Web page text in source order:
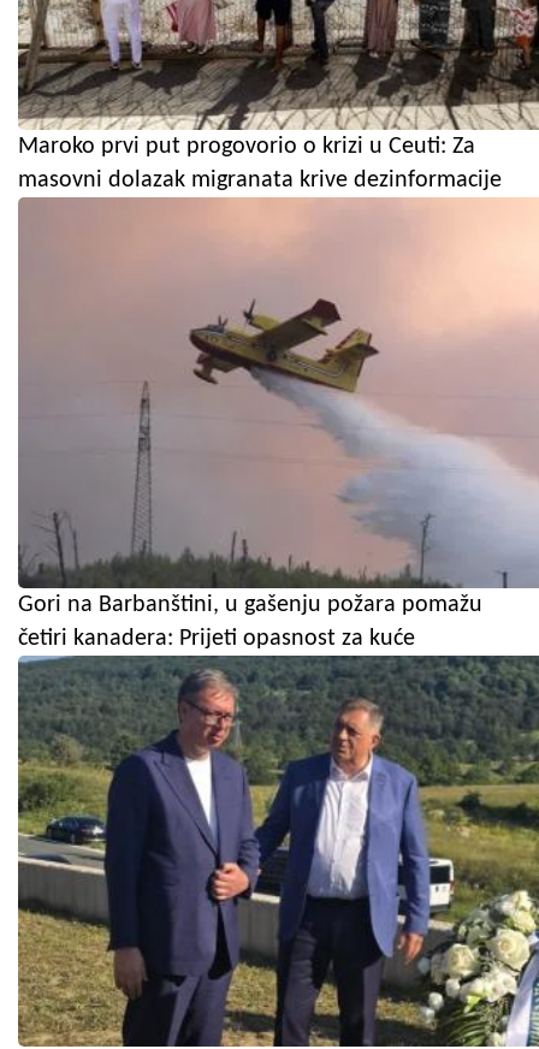
Maroko prvi put progovorio o krizi u Ceuti: Za
masovni dolazak migranata krive dezinformacije
Gori na Barbanštini, u gašenju požara pomažu
četiri kanadera: Prijeti opasnost za kuće